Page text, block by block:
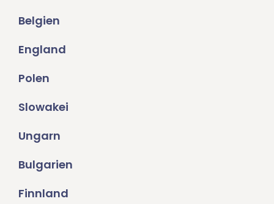
Belgien
England
Polen
Slowakei
Ungarn
Bulgarien
Finnland